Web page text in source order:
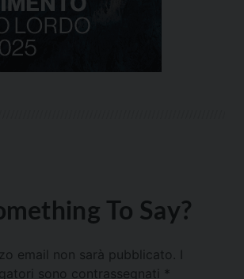
To Say?
email non sarà pubblicato.
sono contrassegnati *